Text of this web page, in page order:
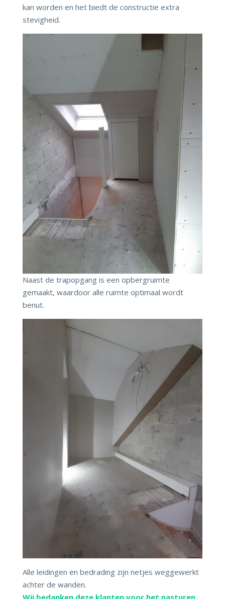
kan worden en het biedt de constructie extra
stevigheid.
Naast de trapopgang is een opbergruimte
gemaakt, waardoor alle ruimte optimaal wordt
benut.
Alle leidingen en bedrading zijn netjes weggewerkt
achter de wanden.